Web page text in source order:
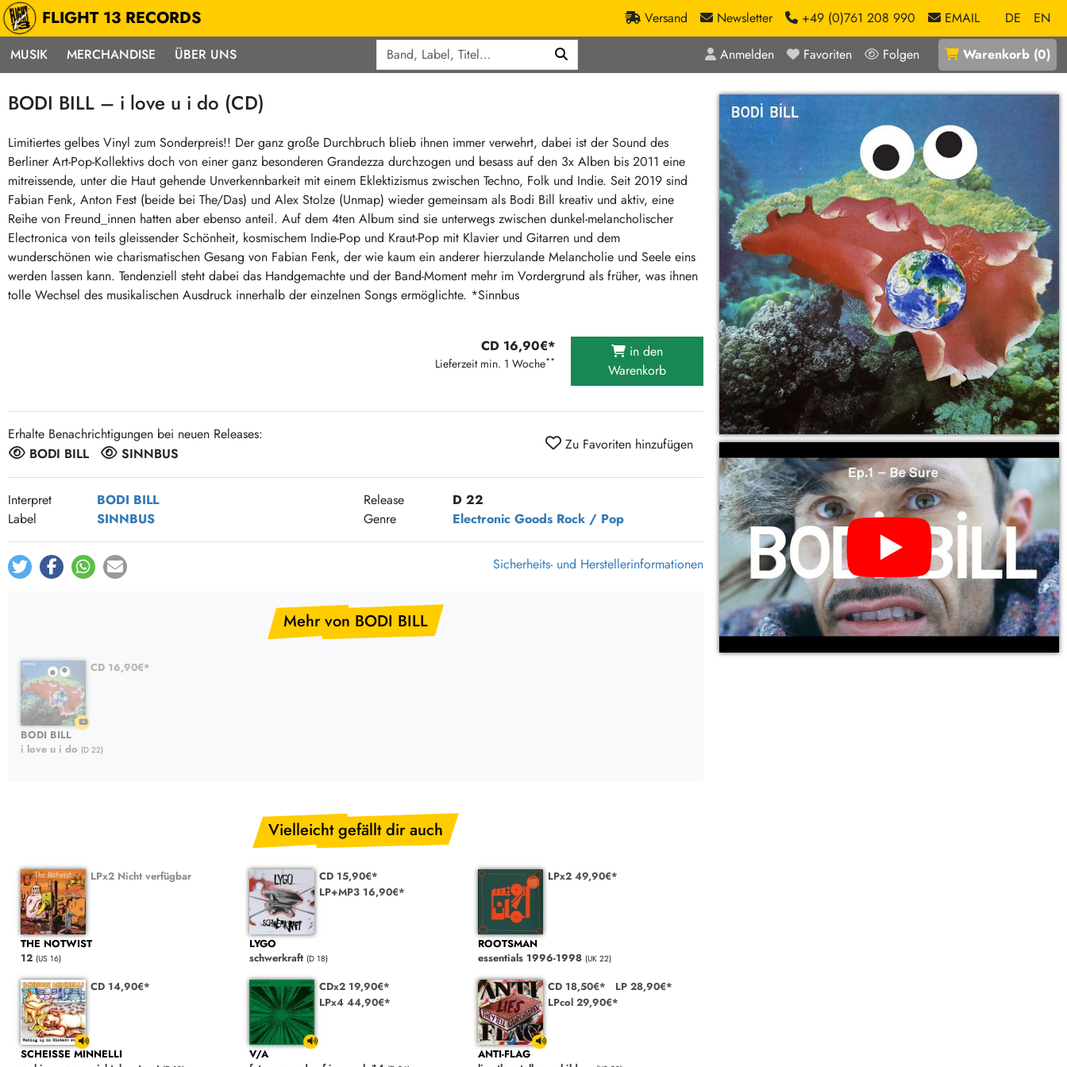
FLIGHT 13 RECORDS Versand Newsletter +49 (0)761 208 990 EMAIL DE
EN
MUSIK
Musik
Alle Neuheiten
Pre-Order
Highlights
Exklusiv & Limitiert
Neu auf Lager
Sonderangebote
Midprice
Mehr…
Punk / HC
Hardcore
Emo
Postpunk / New Wave
Punkrock
60s / Garage
Beat / Surf
60s / Garage / R´n´R
Gitarre
Abstract / Ambient
Electronic Goods
Reggae/Ska
Soul / Exotica / Jazz
Ska
Hiphop
Reggae / Dub
Crazysane Günstiger
Fuzzorama günstiger
Tapete Records günstiger
Sunny Sunny Bastards Summer 26
Warner Rockerwochen
Universal Vinyl Günstig
International Anthem Sommer 2026
Music on Vinyl-Aktion
375 Aktion Vinyl Q3 2026
FLIGHT 13 REC. SALE
Unter Schafen-Vinyl günstig
MERCHANDISE ÜBER UNS Anmelden Favoriten Folgen Warenkorb (0)
BODI BILL – i love u i do (CD)
Limitiertes gelbes Vinyl zum Sonderpreis!! Der ganz große Durchbruch blieb ihnen immer verwehrt, dabei ist der Sound des
Berliner Art-Pop-Kollektivs doch von einer ganz besonderen Grandezza durchzogen und besass auf den 3x Alben bis 2011 eine
mitreissende, unter die Haut gehende Unverkennbarkeit mit einem Eklektizismus zwischen Techno, Folk und Indie. Seit 2019 sind
Fabian Fenk, Anton Fest (beide bei The/Das) und Alex Stolze (Unmap) wieder gemeinsam als Bodi Bill kreativ und aktiv, eine
Reihe von Freund_innen hatten aber ebenso anteil. Auf dem 4ten Album sind sie unterwegs zwischen dunkel-melancholischer
Electronica von teils gleissender Schönheit, kosmischem Indie-Pop und Kraut-Pop mit Klavier und Gitarren und dem
wunderschönen wie charismatischen Gesang von Fabian Fenk, der wie kaum ein anderer hierzulande Melancholie und Seele eins
werden lassen kann. Tendenziell steht dabei das Handgemachte und der Band-Moment mehr im Vordergrund als früher, was ihnen
tolle Wechsel des musikalischen Ausdruck innerhalb der einzelnen Songs ermöglichte. *Sinnbus
CD 16,90€*
Lieferzeit min. 1 Woche**
in den
Warenkorb
Erhalte Benachrichtigungen bei neuen Releases:
BODI BILL
SINNBUS
Zu Favoriten hinzufügen
Interpret BODI BILL Release
D 22
Label
SINNBUS Genre Electronic Goods Rock / Pop
Sicherheits- und Herstellerinformationen
Mehr von BODI BILL
CD 16,90€*
BODI BILL
i love u i do (D 22)
Vielleicht gefällt dir auch
LPx2 Nicht verfügbar
THE NOTWIST
12 (US 16)
CD 15,90€*
LP+MP3 16,90€*
LYGO
schwerkraft (D 18)
LPx2 49,90€*
ROOTSMAN
essentials 1996-1998 (UK 22)
CD 14,90€*
SCHEISSE MINNELLI
CDx2 19,90€*
LPx4 44,90€*
V/A
CD 18,50€*
LP 28,90€*
LPcol 29,90€*
ANTI-FLAG
YouTube Video: BODI BILL – i love u i do (CD)